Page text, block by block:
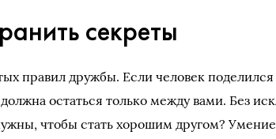
секреты
правил дружбы. Если человек
остаться только между вами. Без
чтобы стать хорошим другом?